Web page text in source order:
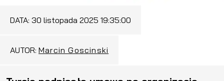
DATA: 30 listopada 2025 19:35:00
AUTOR: Marcin Goscinski